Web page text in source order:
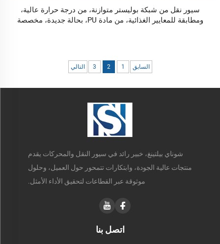
سيور نقل من شبكة بوليستر متوازنة، من درجة حرارة عالية،
ومطابقة للمعايير الغذائية، من مادة PU، بحالة جديدة، مخصصة
السابق 1
2
3 التالي
شوناي بيلتينغ، خبير رائد في سيور النقل والمحركات يقدم
منتجات عالية الجودة، وابتكارات تتمحور حول العميل، وحلول
موثوقة عبر القطاعات لتحقيق الأداء الأمثل.
اتصل بنا